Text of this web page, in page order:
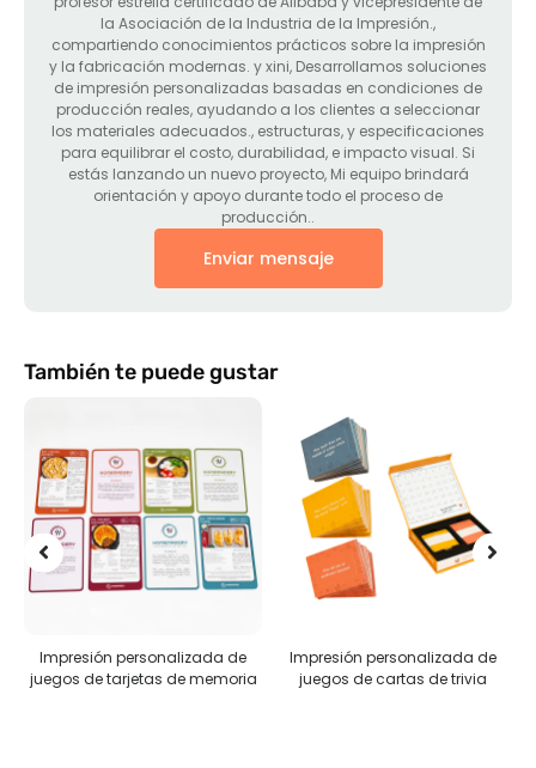
la Asociación de la Industria de la Impresión.,
compartiendo conocimientos prácticos sobre la impresión
y la fabricación modernas. y xini, Desarrollamos soluciones
de impresión personalizadas basadas en condiciones de
producción reales, ayudando a los clientes a seleccionar
los materiales adecuados., estructuras, y especificaciones
para equilibrar el costo, durabilidad, e impacto visual. Si
estás lanzando un nuevo proyecto, Mi equipo brindará
orientación y apoyo durante todo el proceso de
producción..
Enviar mensaje
También te puede gustar
Impresión personalizada de
juegos de tarjetas de memoria
Impresión personalizada de
juegos de cartas de trivia